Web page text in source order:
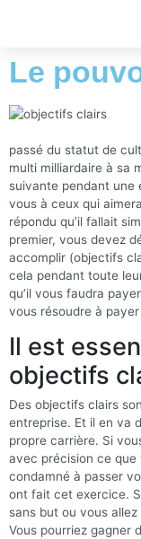
Le
passé du statut de
multi milliardaire à sa
suivante pendant une
vous à ceux qui
répondu qu’il fallait
premier, vous devez
accomplir (objectifs
cela pendant toute
qu’il vous faudra
vous résoudre à
Il est
objectifs
Des objectifs clairs
entreprise. Et il en va
propre carrière. Si
avec précision ce que
condamné à passer
ont fait cet exercice.
sans but ou vous
Vous pourriez gagner